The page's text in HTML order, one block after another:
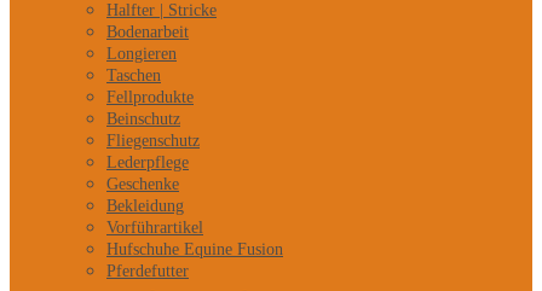
Halfter | Stricke
Bodenarbeit
Longieren
Taschen
Fellprodukte
Beinschutz
Fliegenschutz
Lederpflege
Geschenke
Bekleidung
Vorführartikel
Hufschuhe Equine Fusion
Pferdefutter